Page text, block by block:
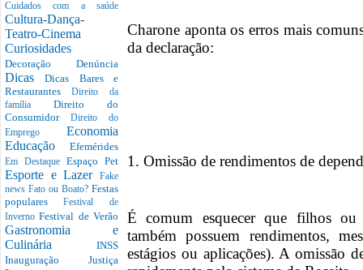
Cuidados com a saúde
Cultura-Dança-
Teatro-Cinema
Curiosidades
Decoração Denúncia
DicasDicas Bares e
RestaurantesDireito da
família Direito do
Consumidor Direito do
Emprego Economia
Educação Efemérides
Em Destaque Espaço Pet
Esporte e Lazer
Fake
news Fato ou Boato? Festas
popularesFestival de
InvernoFestival de Verão
Gastronomia e
Culinária INSS
Inauguração Justiça
Charone aponta os erros mais
da declaração:
1. Omissão de rendimentos de
É comum esquecer que filhos ou
também possuem rendimentos,
estágios ou aplicações). A omissão